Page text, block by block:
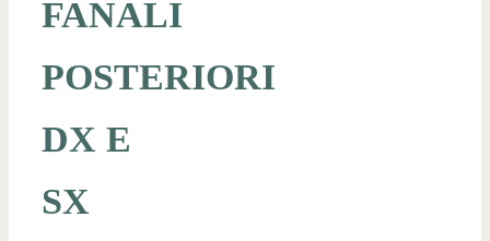
FANALI
POSTERIORI
DX E
SX